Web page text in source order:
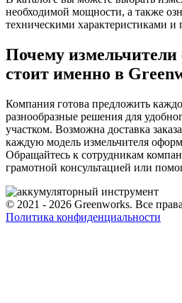
необходимой мощности, а также
техническими характеристиками
Почему измельчители
стоит именно в
Компания готова предложить
разнообразные решения для
участком. Возможна доставка
каждую модель измельчителя
Обращайтесь к сотрудникам
грамотной консультацией или
© 2021 - 2026 Greenworks. Все
Политика конфиденциальности